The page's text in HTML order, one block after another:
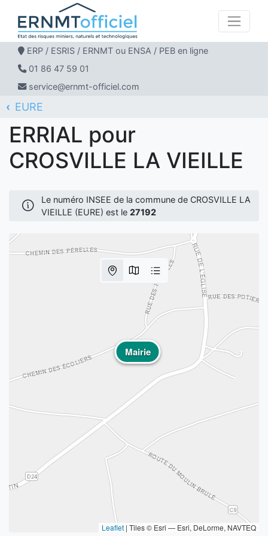
ERP / ESRIS / ERNMT ou ENSA / PEB en ligne
01 86 47 59 01
service@ernmt-officiel.com
ERNMT Officiel
ERRIAL
EURE
CROSVILLE LA VIEILLE
ERRIAL pour
CROSVILLE LA VIEILLE
Le numéro INSEE de la commune de CROSVILLE LA
VIEILLE (EURE) est le 27192
Mairie
Leaflet | Tiles © Esri — Esri, DeLorme, NAVTEQ